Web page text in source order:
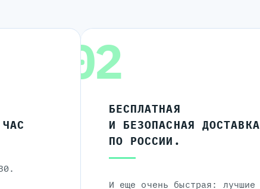
02
БЕСПЛАТНАЯ
И БЕЗОПАСНАЯ ДОСТАВКА
ПО РОССИИ.
И еще очень быстрая: лучшие